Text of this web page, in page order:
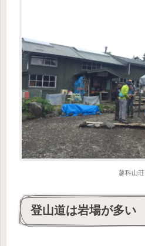
蓼科山荘
登山道は岩場が多い